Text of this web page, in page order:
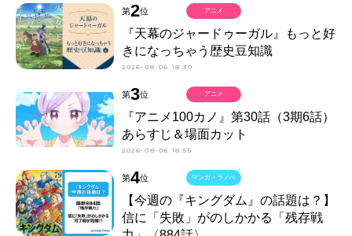
第2位
『天幕のジャードゥーガル』もっと好
きになっちゃう歴史豆知識
2026-08-06 18:30
アニメ
第3位
『アニメ100カノ』第30話（3期6話）
あらすじ＆場面カット
2026-08-06 18:55
アニメ
第4位
【今週の『キングダム』の話題は？】
信に「失敗」がのしかかる「残存戦
マンガ・ラノベ